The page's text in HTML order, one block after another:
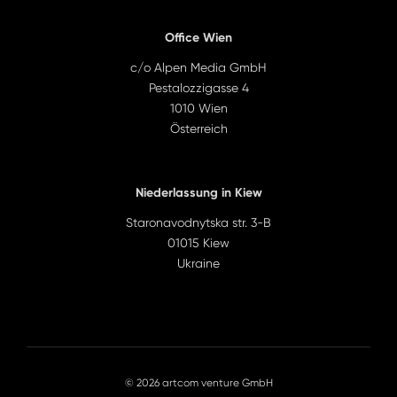
Office Wien
c/o Alpen Media GmbH
Pestalozzigasse 4
1010 Wien
Österreich
Niederlassung in Kiew
Staronavodnytska str. 3-B
01015 Kiew
Ukraine
© 2026 artcom venture GmbH